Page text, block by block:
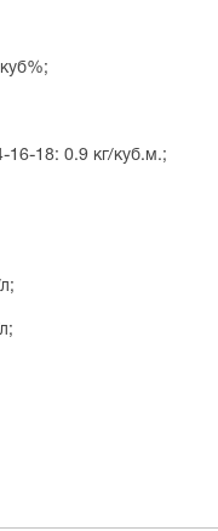
18: 0.9 кг/куб.м.;